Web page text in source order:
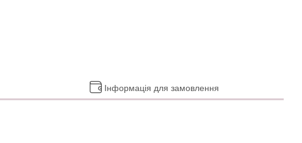
Інформація для замовлення